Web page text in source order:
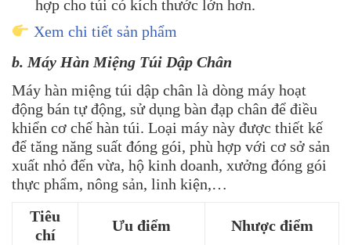
hợp cho túi có kích thước lớn hơn.
Xem chi tiết sản phẩm
b. Máy Hàn Miệng Túi Dập Chân
Máy hàn miệng túi dập chân là dòng máy hoạt
động bán tự động, sử dụng bàn đạp chân để điều
khiển cơ chế hàn túi. Loại máy này được thiết kế
để tăng năng suất đóng gói, phù hợp với cơ sở sản
xuất nhỏ đến vừa, hộ kinh doanh, xưởng đóng gói
thực phẩm, nông sản, linh kiện,…
Tiêu
chí
Ưu điểm Nhược điểm